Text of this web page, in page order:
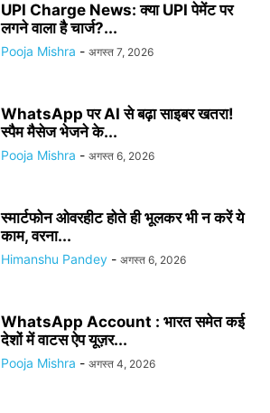
UPI Charge News: क्या UPI पेमेंट पर
लगने वाला है चार्ज?...
Pooja Mishra - अगस्त 7, 2026
WhatsApp पर AI से बढ़ा साइबर खतरा!
स्पैम मैसेज भेजने के...
Pooja Mishra - अगस्त 6, 2026
स्मार्टफोन ओवरहीट होते ही भूलकर भी न करें ये
काम, वरना...
Himanshu Pandey - अगस्त 6, 2026
WhatsApp Account : भारत समेत कई
देशों में वाटस ऐप यूज़र...
Pooja Mishra - अगस्त 4, 2026